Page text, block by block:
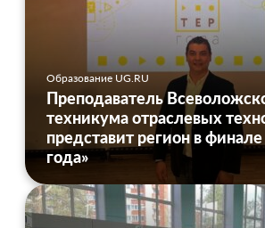
Образование UG.RU
Преподаватель
техникума отраслевых
представит регион в
года»